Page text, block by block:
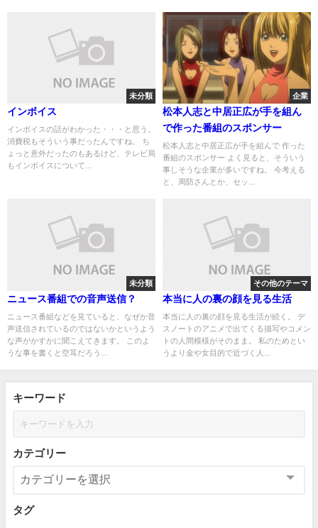
未分類
インボイス
インボイスの話がわかった・・・と思う。
消費税もそういう事だったんですね。 ち
ょっと意外だったのもあるけど、テレビ局
もインボイスについて...
企業
松本人志と中居正広が手を組ん
で作った番組のスポンサー
松本人志と中居正広が手を組んで 作った
番組のスポンサー よく見ると、そういう
事しそうな企業が多いですね。 今考える
と、周防さんとか、セッ...
未分類
ニュース番組での音声送信？
ニュース番組などを見ていると、なぜか音
声送信されているのではないかというよう
な声がかすかに聞こえてきます。 このよ
うな事を書くと空耳だろう...
その他のテーマ
本当に人の裏の顔を見る生活
本当に人の裏の顔を見る生活が続く。 デ
スノートのアニメで出てくる描写やコメン
トの人間模様がそのまま。 私のためとい
うより金や女目的で近づく人...
キーワード
カテゴリー
タグ